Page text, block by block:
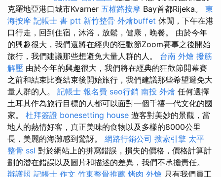
克羅地亞港口城市Kvarner 五權路按摩 Bay首都Rijeka。 東
海按摩 記帳士 書 ptt 新竹整骨 外燴buffet 休閒，下午在港
口行走，回到住宿，沐浴，放鬆，健康，晚餐。 由於今年
的興趣很大，我們還將在經典的狂歡節Zoom賽事之後開始
旅行，我們建議那些想避免大量人群的人。 台南 外燴 撥筋
解壓 由於今年的興趣很大，我們將在經典的狂歡節開幕賽
之前和結束比賽結束後開始旅行，我們建議那些希望避免大
量人群的人。 記帳士 報名費 seo行銷 南投 外燴 任何選擇
土耳其作為旅行目標的人都可以面對一個千禧一代文化的國
家。 杜拜簽證 bonesetting house 遊客對美妙的景觀，當
地人的熱情好客，真正美味的食物以及多樣的8000公里
長，美麗的海灘感到驚訝。 網路行銷公司 搜索引擎 太平
整骨 ssl 對於網站上的拼寫錯誤，損失的價格，價格計算計
劃的潛在錯誤以及圖片和描述的差異，我們不承擔責任。
辦護照 記帳士 作文 竹東整骨推薦 烤肉 外燴 只有我們員工